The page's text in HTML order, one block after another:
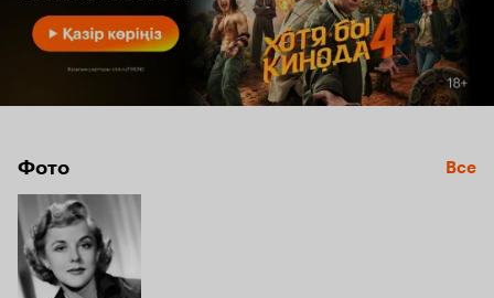
Фото Все